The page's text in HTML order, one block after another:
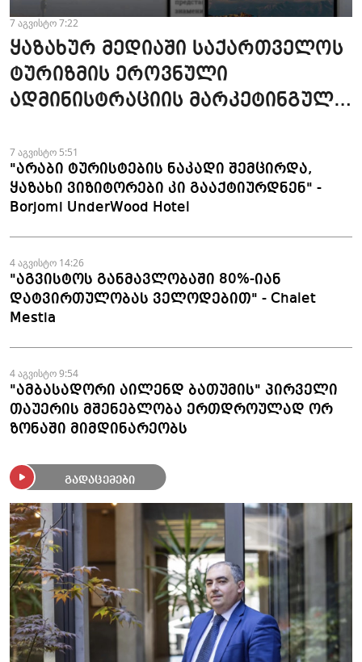
7 აგვისტო 7:22
ყაზახურ მედიაში საქართველოს
ტურიზმის ეროვნული
ადმინისტრაციის მარკეტინგული
მომზადდა
7 აგვისტო 5:51
"არაბი ტურისტების ნაკადი შემცირდა,
ყაზახი ვიზიტორები კი გააქტიურდნენ" -
Borjomi UnderWood Hotel
4 აგვისტო 14:26
"აგვისტოს განმავლობაში 80%-იან
დატვირთულობას ველოდებით" - Chalet
Mestia
4 აგვისტო 9:54
"ამბასადორი აილენდ ბათუმის" პირველი
თაუერის მშენებლობა ერთდროულად ორ
ზონაში მიმდინარეობს
გადაცემები